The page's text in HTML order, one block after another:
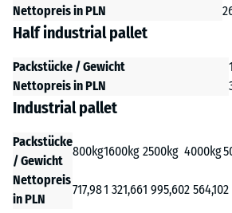
Nettopreis in PLN
Half industrial pallet
Packstücke / Gewicht
Nettopreis in PLN
Industrial pallet
Packstücke
/ Gewicht
800kg1600kg 2500kg 4000kg
Nettopreis
in PLN
717,981 321,661 995,602 564,102